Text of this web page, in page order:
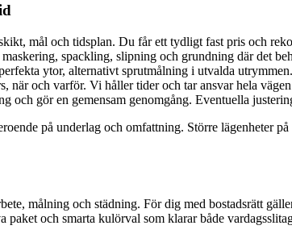
mål och tidsplan. Du får ett tydligt fast pris och
spackling, slipning och grundning där det
ytor, alternativt sprutmålning i utvalda utrymmen.
och varför. Vi håller tider och tar ansvar hela
och gör en gemensam genomgång. Eventuella
på underlag och omfattning. Större lägenheter
målning och städning. För dig med bostadsrätt
och smarta kulörval som klarar både